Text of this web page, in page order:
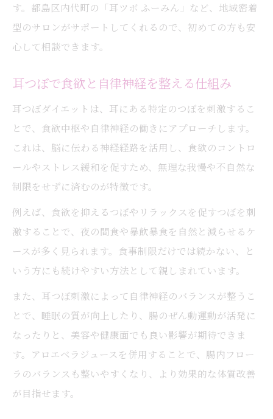
す。都島区内代町の「耳ツボ ふーみん」など、地域密着
型のサロンがサポートしてくれるので、初めての方も安
心して相談できます。
耳つぼで食欲と自律神経を整える仕組み
耳つぼダイエットは、耳にある特定のつぼを刺激するこ
とで、食欲中枢や自律神経の働きにアプローチします。
これは、脳に伝わる神経経路を活用し、食欲のコントロ
ールやストレス緩和を促すため、無理な我慢や不自然な
制限をせずに済むのが特徴です。
例えば、食欲を抑えるつぼやリラックスを促すつぼを刺
激することで、夜の間食や暴飲暴食を自然と減らせるケ
ースが多く見られます。食事制限だけでは続かない、と
いう方にも続けやすい方法として親しまれています。
また、耳つぼ刺激によって自律神経のバランスが整うこ
とで、睡眠の質が向上したり、腸のぜん動運動が活発に
なったりと、美容や健康面でも良い影響が期待できま
す。アロエベラジュースを併用することで、腸内フロー
ラのバランスも整いやすくなり、より効果的な体質改善
が目指せます。